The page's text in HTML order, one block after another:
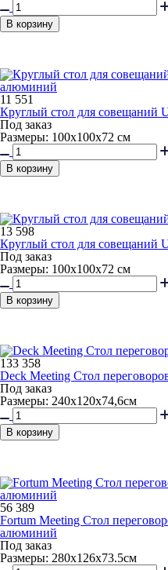
В корзину
11 551
Круглый стол для совещаний
Под заказ
Размеры: 100х100х72 см
В корзину
13 598
Круглый стол для совещаний
Под заказ
Размеры: 100х100х72 см
В корзину
133 358
Deck Meeting Стол
Под заказ
Размеры: 240х120х74,6см
В корзину
56 389
Fortum Meeting Стол
алюминий
Под заказ
Размеры: 280х126х73.5см